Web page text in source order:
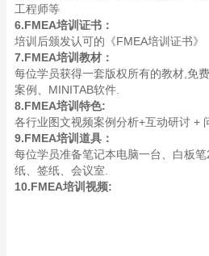
工程师等
6.FMEA培训证书：
培训后颁发认可的《FMEA培训证书》
7.FMEA培训教材：
每位学员获得一套版权所有的教材,免
案例、MINITAB软件.
8.FMEA培训特色:
各行业图文视频案例分析+互动研讨 +
9.FMEA培训道具：
每位学员准备笔记本电脑一台、白板
纸、签纸、会议室.
10.FMEA培训视频: